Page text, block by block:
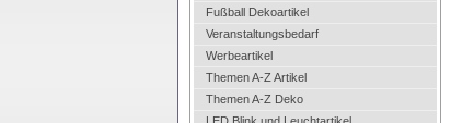
Fußball Dekoartikel
Veranstaltungsbedarf
Werbeartikel
Themen A-Z Artikel
Themen A-Z Deko